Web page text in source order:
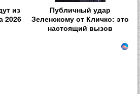
из
2026
Публичный удар
Зеленскому от Кличко: это
настоящий вызов